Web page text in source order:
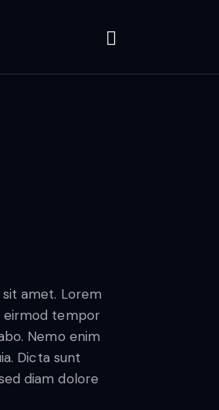
amet. Lorem
eirmod tempor
Nemo enim
Dicta sunt
diam dolore